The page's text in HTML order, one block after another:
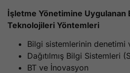
İşletme Yönetimine Uygulanan
Teknolojileri Yöntemleri
Bilgi sistemlerinin denetimi
Dağıtılmış Bilgi Sistemleri
BT ve İnovasyon